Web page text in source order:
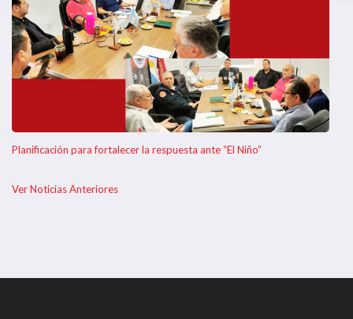
Planificación para fortalecer la respuesta ante “El Niño”
Ver Noticias Anteriores